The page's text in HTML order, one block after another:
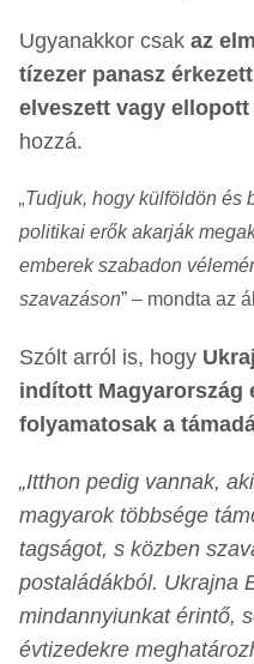
Ugyanakkor csak az
tízezer panasz
elveszett vagy ellopott
hozzá.
„Tudjuk, hogy külföldön és
politikai erők akarják
emberek szabadon
szavazáson” – mondta az
Szólt arról is, hogy
indított Magyarország
folyamatosak a
„Itthon pedig vannak,
magyarok többsége
tagságot, s közben
postaládákból. Ukrajna
mindannyiunkat érintő,
évtizedekre